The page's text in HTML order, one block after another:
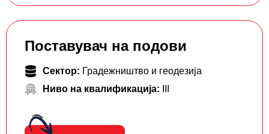
Поставувач на подови
Сектор: Градежништво и геодезија
Ниво на квалификација: